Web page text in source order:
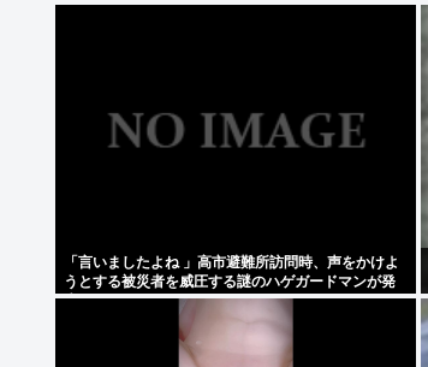
「言いましたよね 」高市避難所訪問時、声をかけよ
うとする被災者を威圧する謎のハゲガードマンが発
生